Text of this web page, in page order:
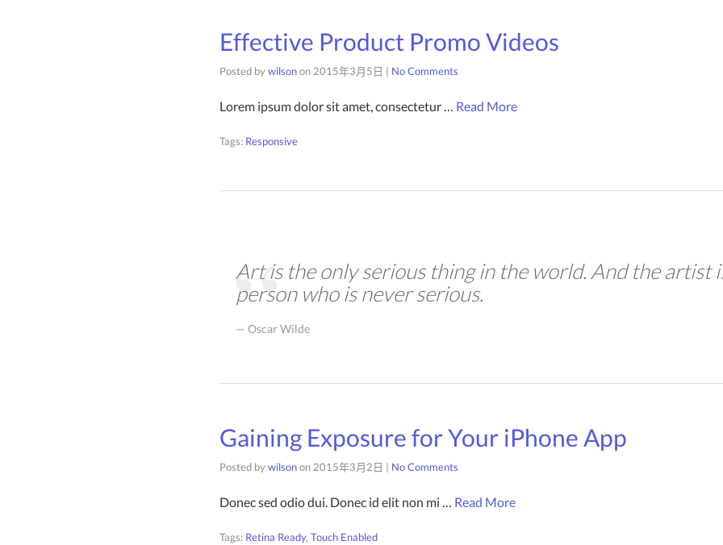
Effective Product Promo Videos
Posted bywilsonon2015年3月5日 | No Comments
Lorem ipsum dolor sit amet, consectetur … Read More
Tags: Responsive
Art is the only serious thing in the world. And the artist
person who is never serious.
Oscar Wilde
Gaining Exposure for Your iPhone App
Posted bywilsonon2015年3月2日 | No Comments
Donec sed odio dui. Donec id elit non mi … Read More
Tags: Retina Ready, Touch Enabled